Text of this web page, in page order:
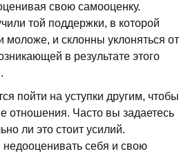
свою самооценку.
той поддержки, в которой
моложе, и склонны уклоняться от
в результате этого
пойти на уступки другим, чтобы
отношения. Часто вы задаетесь
ли это стоит усилий.
недооценивать себя и свою